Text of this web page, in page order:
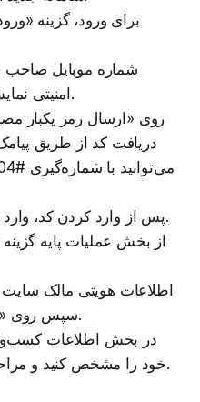
برای ورود، گزینه
شماره موبایل صاحب
امنیتی نمایش داده‌شده را وارد کنید.
روی «ارسال رمز یکبار
دریافت کد از طریق پیامک
می‌توانید با شماره‌گیری #404
پس از وارد کردن کد، وارد پنل مدیریتی خواهید شد.
از بخش عملیات پایه
اطلاعات هویتی مالک سایت
سپس روی «مرحله بعدی» کلیک کنید.
در بخش اطلاعات
خود را مشخص کنید و مراحل بعدی را تکمیل نمایید.